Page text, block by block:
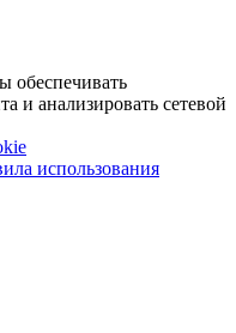
обеспечивать
и анализировать сетевой
использования